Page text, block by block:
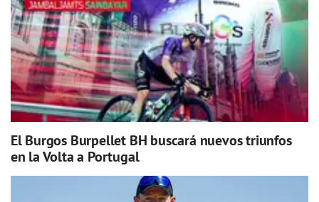
El Burgos Burpellet BH buscará nuevos triunfos
en la Volta a Portugal